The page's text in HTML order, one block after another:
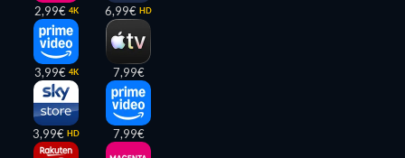
2,99€ 4K
3,99€ 4K
3,99€ HD
6,99€ HD
7,99€
7,99€